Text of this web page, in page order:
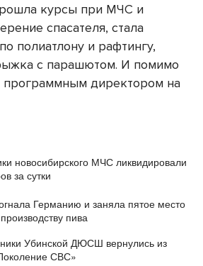
курсы при МЧС и
спасателя, стала
полиатлону и рафтингу,
с парашютом. И помимо
программным директором на
новосибирского МЧС ликвидировали
за сутки
Германию и заняла пятое место
пива
Убинской ДЮСШ вернулись из
СВС»